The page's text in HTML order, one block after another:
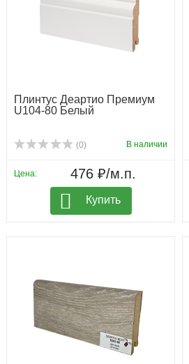
Плинтус Деартио Премиум
U104-80 Белый
(0) В наличии
Цена: 476 ₽/м.п.
Купить